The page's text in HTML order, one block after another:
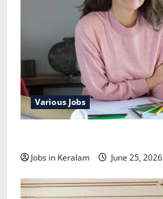
Various Jobs
Jobs in Keralam June 25, 2026